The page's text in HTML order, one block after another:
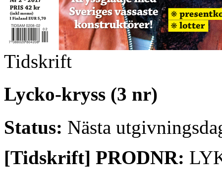
Tidskrift
Lycko-kryss (3 nr)
Status: Nästa
[Tidskrift] PRODNR: